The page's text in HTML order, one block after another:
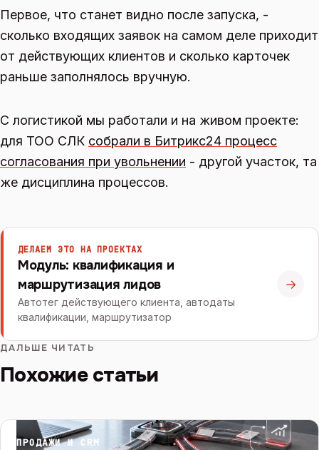
Первое, что станет видно после запуска, -
сколько входящих заявок на самом деле приходит
от действующих клиентов и сколько карточек
раньше заполнялось вручную.
С логистикой мы работали и на живом проекте:
для ТОО СЛК собрали в Битрикс24 процесс
согласования при увольнении - другой участок, та
же дисциплина процессов.
ДЕЛАЕМ ЭТО НА ПРОЕКТАХ
Модуль: квалификация и
маршрутизация лидов
Автотег действующего клиента, автодаты
квалификации, маршрутизатор
→
ДАЛЬШЕ ЧИТАТЬ
Похожие статьи
ПРОДАЖИ И CRM